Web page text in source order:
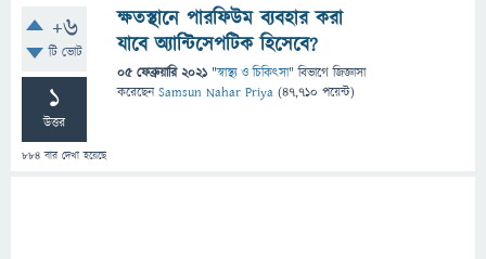
+6
টি ভোট
1
উত্তর
884 বার দেখা হয়েছে
ক্ষতস্থানে পারফিউম ব্যবহার করা
যাবে অ্যান্টিসেপটিক হিসেবে?
05 ফেব্রুয়ারি 2021 "স্বাস্থ্য ও চিকিৎসা" বিভাগে জিজ্ঞাসা
করেছেনSamsun Nahar Priya (47,710 পয়েন্ট)